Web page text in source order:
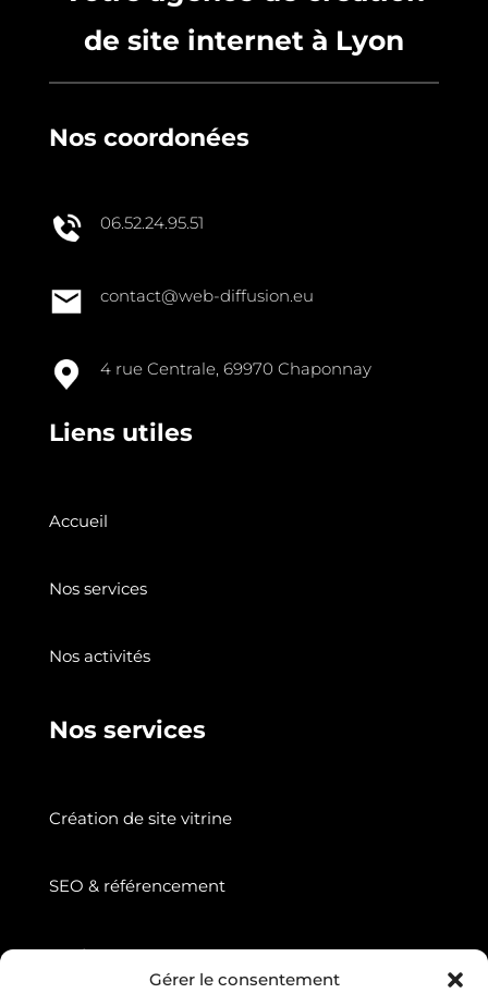
Gérer le consentement
de site internet à Lyon
Nos coordonées
06.52.24.95.51
contact@web-diffusion.eu
4 rue Centrale, 69970 Chaponnay
Liens utiles
Accueil
Nos services
Nos activités
Nos services
Création de site vitrine
SEO & référencement
Suivez nous